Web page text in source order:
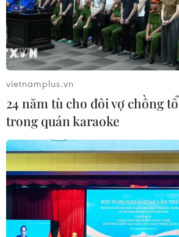
vietnamplus.vn
24 năm tù cho đôi vợ chồng
trong quán karaoke